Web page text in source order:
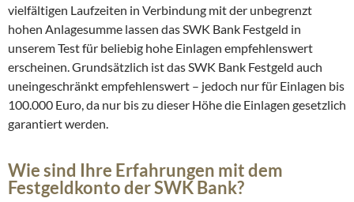
vielfältigen Laufzeiten in Verbindung mit der unbegrenzt
hohen Anlagesumme lassen das SWK Bank Festgeld in
unserem Test für beliebig hohe Einlagen empfehlenswert
erscheinen. Grundsätzlich ist das SWK Bank Festgeld auch
uneingeschränkt empfehlenswert – jedoch nur für Einlagen bis
100.000 Euro, da nur bis zu dieser Höhe die Einlagen gesetzlich
garantiert werden.
Wie sind Ihre Erfahrungen mit dem
Festgeldkonto der SWK Bank?